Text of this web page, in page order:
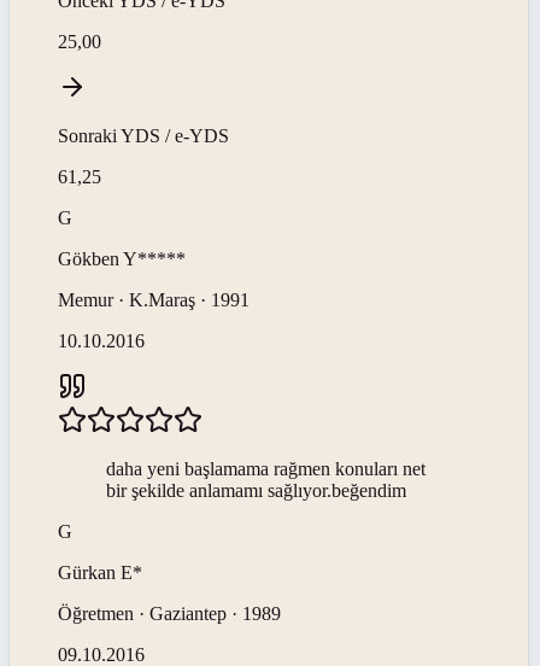
25,00
Sonraki YDS / e-YDS
61,25
G
Gökben Y*****
Memur · K.Maraş · 1991
10.10.2016
daha yeni başlamama rağmen konuları net
bir şekilde anlamamı sağlıyor.beğendim
G
Gürkan E*
Öğretmen · Gaziantep · 1989
09.10.2016